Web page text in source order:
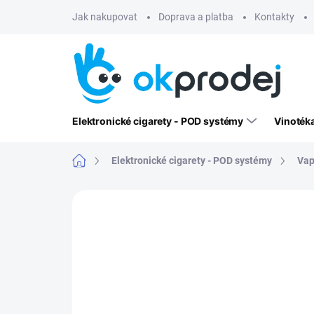
Jak nakupovat Doprava a platba Kontakty
Elektronické cigarety - POD systémy
Domů Elektronické cigarety - POD systémy